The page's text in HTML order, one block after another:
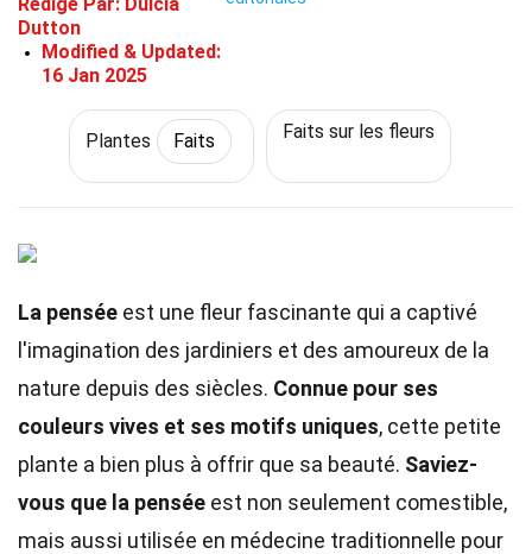
Dutton
Modified & Updated:
16 Jan 2025
Plantes Faits Faits sur les fleurs
La pensée est une fleur fascinante qui a captivé
l'imagination des jardiniers et des amoureux de la
nature depuis des siècles. Connue pour ses
couleurs vives et ses motifs uniques, cette petite
plante a bien plus à offrir que sa beauté. Saviez-
vous que la pensée est non seulement comestible,
mais aussi utilisée en médecine traditionnelle pour